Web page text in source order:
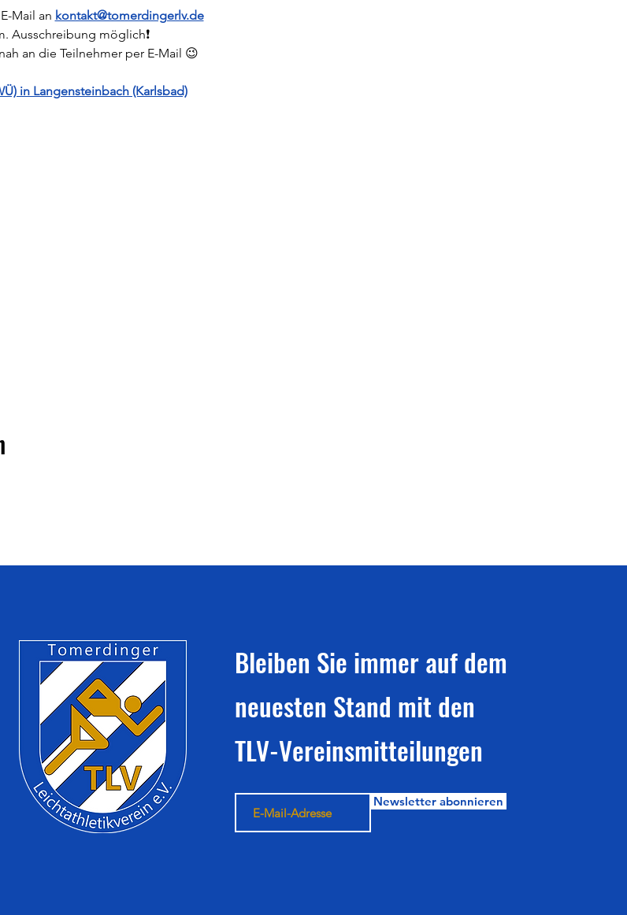
Mail an kontakt@tomerdingerlv.de
Ausschreibung möglich❗
an die Teilnehmer per E-Mail 😉
in Langensteinbach (Karlsbad)
Bleiben Sie immer auf dem
neuesten Stand mit den
TLV-Vereinsmitteilungen
Newsletter abonnieren